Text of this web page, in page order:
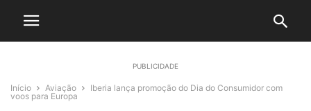
PUBLICIDADE
Início Aviação
Iberia lança promoção do Dia do Consumidor com
voos para Europa